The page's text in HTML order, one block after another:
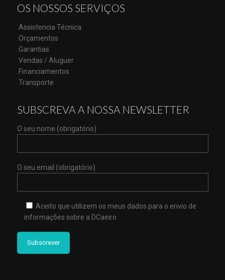
OS NOSSOS SERVIÇOS
.Assistencia Técnica
.Orçamentos
.Garantias
.Vendas / Aluguer
.Financiamentos
.Transporte
SUBSCREVA A NOSSA NEWSLETTER
O seu nome (obrigatório)
O seu email (obrigatório)
Aceito que utilizem os meus dados para o envio de
informações sobre a DCaeiro